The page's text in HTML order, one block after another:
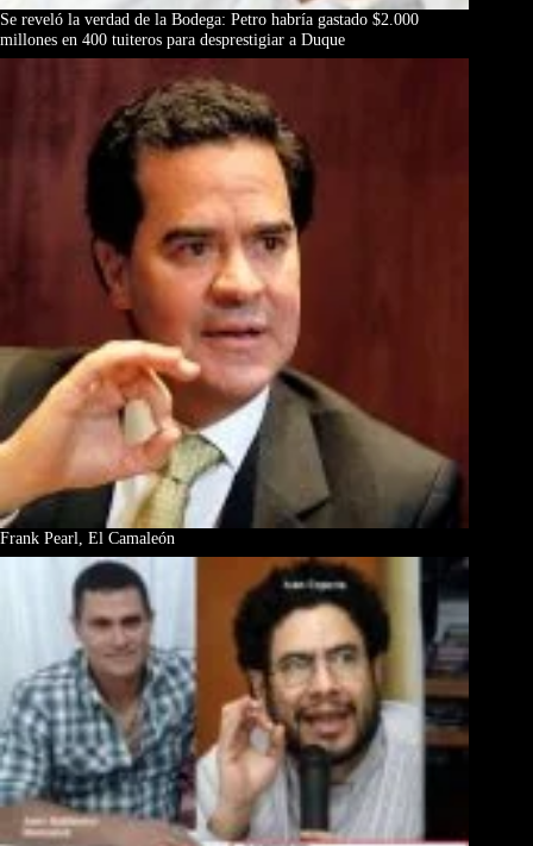
Se reveló la verdad de la Bodega: Petro habría gastado $2.000
millones en 400 tuiteros para desprestigiar a Duque
Frank Pearl, El Camaleón